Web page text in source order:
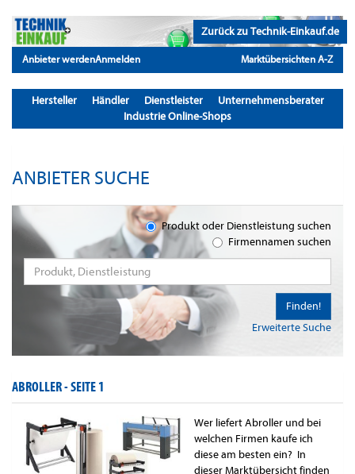
Zurück zu Technik-Einkauf.de
Anbieter werdenAnmelden Marktübersichten A-Z
Hersteller Händler Dienstleister
Unternehmensberater
Industrie Online-Shops
ANBIETER SUCHE
Produkt oder Dienstleistung suchen
Firmennamen suchen
Erweiterte Suche
Finden!
ABROLLER -SEITE 1
Wer liefert Abroller und bei
welchen Firmen kaufe ich
diese am besten ein? In
dieser Marktübersicht finden